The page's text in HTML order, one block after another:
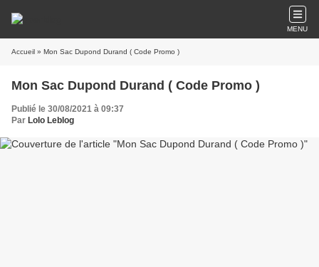
MENU
Accueil » Mon Sac Dupond Durand ( Code Promo )
Mon Sac Dupond Durand ( Code Promo )
Publié le 30/08/2021 à 09:37
Par Lolo Leblog